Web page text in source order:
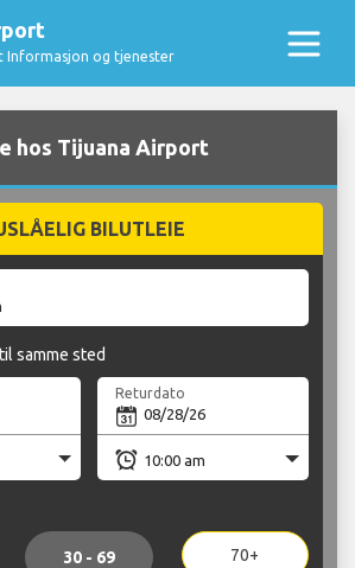
Informasjon og tjenester
hos Tijuana Airport
BILUTLEIE
samme sted
Returdato
30 - 69 70+